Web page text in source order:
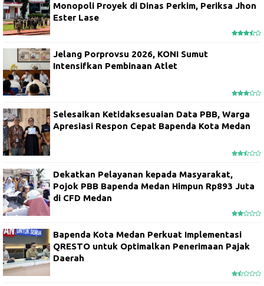
Monopoli Proyek di Dinas Perkim, Periksa Jhon
Ester Lase
Jelang Porprovsu 2026, KONI Sumut
Intensifkan Pembinaan Atlet
Selesaikan Ketidaksesuaian Data PBB, Warga
Apresiasi Respon Cepat Bapenda Kota Medan
Dekatkan Pelayanan kepada Masyarakat,
Pojok PBB Bapenda Medan Himpun Rp893 Juta
di CFD Medan
Bapenda Kota Medan Perkuat Implementasi
QRESTO untuk Optimalkan Penerimaan Pajak
Daerah